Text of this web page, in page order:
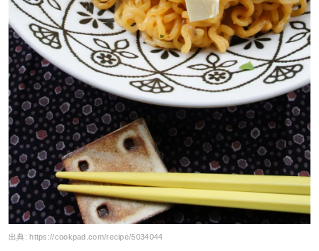
出典: https://cookpad.com/recipe/5034044